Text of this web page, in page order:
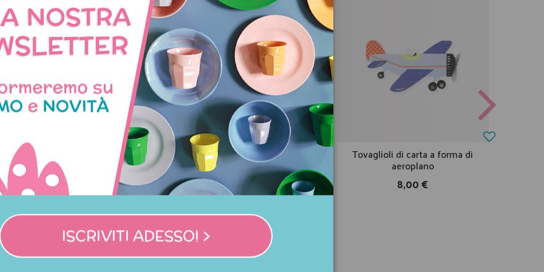
bags con macchinine
16,00 €
Non disponibile
Borsone da viaggio azzurro con
veicoli
49,95 €
Tovaglioli di carta a forma di
aeroplano
8,00 €
ISCRIVITI ADESSO! >